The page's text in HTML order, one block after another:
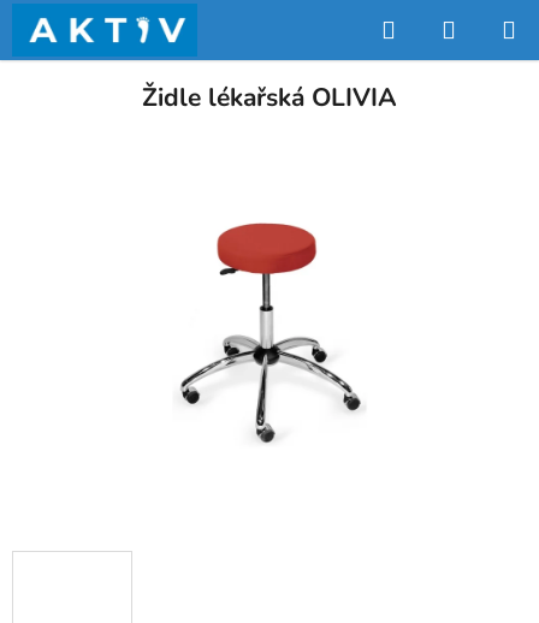
obsah
Hledat
KOŠÍK
Židle lékařská OLIVIA